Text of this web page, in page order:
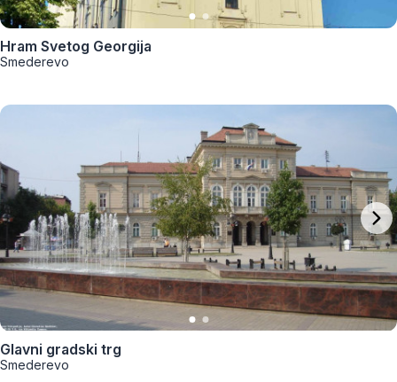
Hram Svetog Georgija
Smederevo
Glavni gradski trg
Smederevo